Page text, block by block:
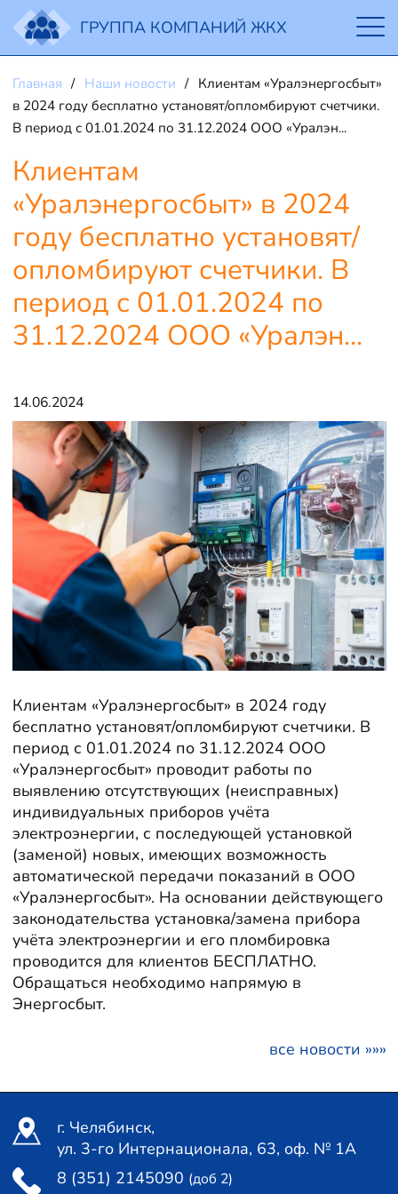
ГРУППА КОМПАНИЙ ЖКХ
Главная Наши новости
Клиентам «Уралэнергосбыт»
в 2024 году бесплатно установят/опломбируют счетчики.
В период с 01.01.2024 по 31.12.2024 ООО «Уралэн...
Клиентам
«Уралэнергосбыт» в 2024
году бесплатно установят/
опломбируют счетчики. В
период с 01.01.2024 по
31.12.2024 ООО «Уралэн...
14.06.2024
Клиентам «Уралэнергосбыт» в 2024 году
бесплатно установят/опломбируют счетчики. В
период с 01.01.2024 по 31.12.2024 ООО
«Уралэнергосбыт» проводит работы по
выявлению отсутствующих (неисправных)
индивидуальных приборов учёта
электроэнергии, с последующей установкой
(заменой) новых, имеющих возможность
автоматической передачи показаний в ООО
«Уралэнергосбыт». На основании действующего
законодательства установка/замена прибора
учёта электроэнергии и его пломбировка
проводится для клиентов БЕСПЛАТНО.
Обращаться необходимо напрямую в
Энергосбыт.
все новости »»»
г. Челябинск,
ул. 3-го Интернационала, 63, оф. № 1А
8 (351) 2145090 (доб 2)